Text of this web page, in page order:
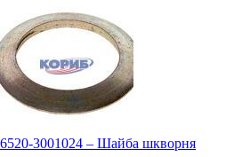
6520-3001024 – Шайба шкворня